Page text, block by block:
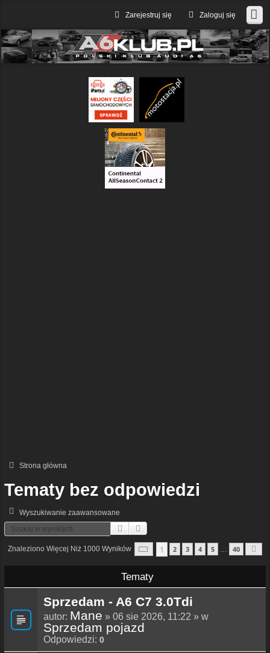
Zaloguj się
Zarejestruj się
Strona główna
Tematy bez odpowiedzi
Wyszukiwanie zaawansowane
Szukaj
Znaleziono Więcej Niż 1000 Wyników Strona1 40
1 2 3 4 5 40
Tematy
Sprzedam - A6 C7 3.0Tdi
autor: Mane » 06 sie 2026, 11:22 » w
Sprzedam pojazd
Odpowiedzi: 0